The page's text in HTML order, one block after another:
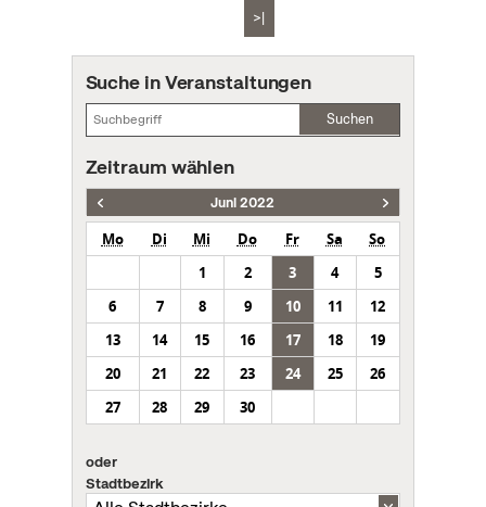
>|
Suche in Veranstaltungen
Suchen
Zeitraum wählen
Juni 2022
Mo Di Mi Do Fr Sa
So
1
2 3 4
5
6
7 8 9 10 11
12
13
14 15 16 17 18
19
20
21 22 23 24 25
26
27
28 29 30
oder
Stadtbezirk